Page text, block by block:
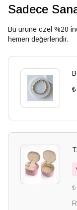
Sadece
Bu ürüne özel %20
hemen değerlendir.